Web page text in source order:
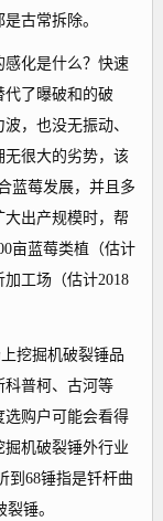
古常拆除。
化是什么？快速
代了曝破和的破
，也没无振动、
无很大的劣势，该
蓝莓发展，并且多
出产规模时，帮
亩蓝莓类植（估计
工场（估计2018
挖掘机破裂锤品
科普柯、古河等
选购户可能会看得
机破裂锤外行业
到68锤指是钎杆曲
锤。